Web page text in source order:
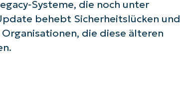
Systeme, die noch unter
behebt Sicherheitslücken und
die diese älteren